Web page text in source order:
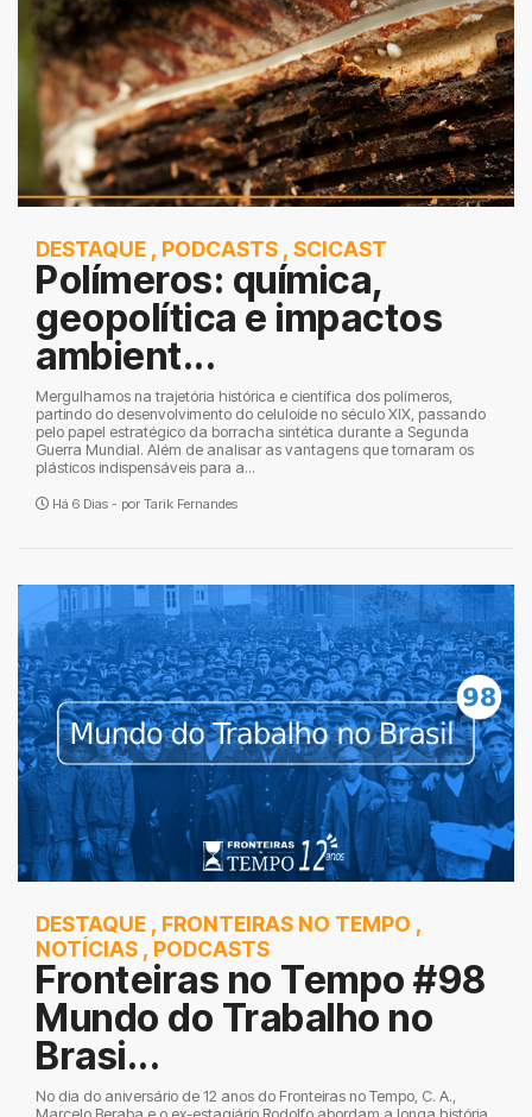
DESTAQUE , PODCASTS , SCICAST
Polímeros: química,
geopolítica e impactos
ambient...
Mergulhamos na trajetória histórica e científica dos polímeros,
partindo do desenvolvimento do celuloide no século XIX, passando
pelo papel estratégico da borracha sintética durante a Segunda
Guerra Mundial. Além de analisar as vantagens que tornaram os
plásticos indispensáveis para a...
Há 6 Dias - por Tarik Fernandes
DESTAQUE , FRONTEIRAS NO TEMPO ,
NOTÍCIAS , PODCASTS
Fronteiras no Tempo #98
Mundo do Trabalho no
Brasi...
No dia do aniversário de 12 anos do Fronteiras no Tempo, C. A.,